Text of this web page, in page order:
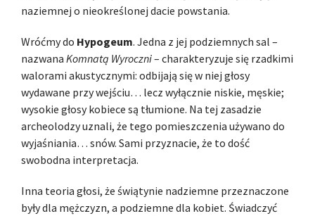
naziemnej o nieokreślonej dacie powstania.
Wróćmy do Hypogeum. Jedna z jej podziemnych sal –
nazwana Komnatą Wyroczni– charakteryzuje się rzadkimi
walorami akustycznymi: odbijają się w niej głosy
wydawane przy wejściu… lecz wyłącznie niskie, męskie;
wysokie głosy kobiece są tłumione. Na tej zasadzie
archeolodzy uznali, że tego pomieszczenia używano do
wyjaśniania… snów. Sami przyznacie, że to dość
swobodna interpretacja.
Inna teoria głosi, że świątynie nadziemne przeznaczone
były dla mężczyzn, a podziemne dla kobiet. Świadczyć